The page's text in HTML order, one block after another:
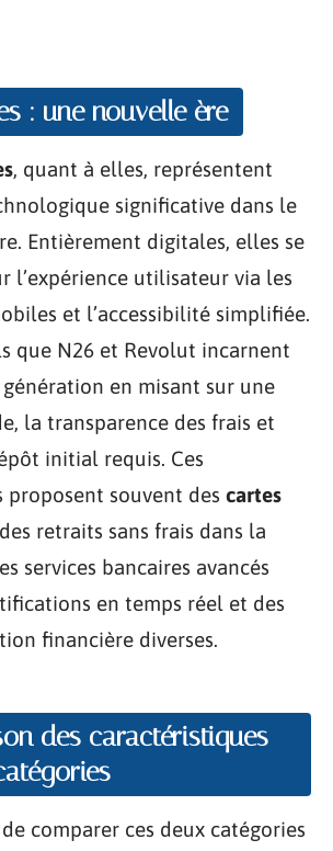
: une nouvelle ère
, quant à elles, représentent
significative dans le
Entièrement digitales, elles se
l’expérience utilisateur via les
et l’accessibilité simplifiée.
que N26 et Revolut incarnent
en misant sur une
la transparence des frais et
initial requis. Ces
proposent souvent des cartes
retraits sans frais dans la
services bancaires avancés
en temps réel et des
financière diverses.
des caractéristiques
comparer ces deux catégories